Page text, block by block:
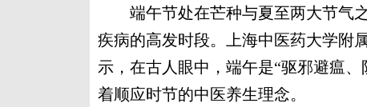
端午节处在芒种与夏至两大节气之
疾病的高发时段。上海中医药大学附
示，在古人眼中，端午是“驱邪避瘟
着顺应时节的中医养生理念。